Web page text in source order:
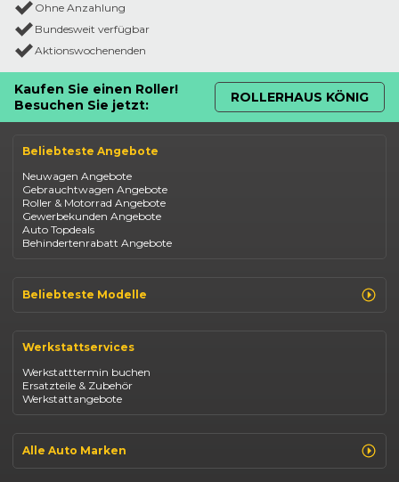
Ohne Anzahlung
Bundesweit verfügbar
Aktionswochenenden
Kaufen Sie einen Roller!
Besuchen Sie jetzt:
ROLLERHAUS KÖNIG
Beliebteste Angebote
Neuwagen Angebote
Gebrauchtwagen Angebote
Roller & Motorrad Angebote
Gewerbekunden Angebote
Auto Topdeals
Behindertenrabatt Angebote
Beliebteste Modelle
Opel Corsa
Fiat 500
Dacia Duster
Dacia Sandero
Jeep Compass
Suzuki Vitara
Suzuki Swift
Werkstattservices
Werkstatttermin buchen
Ersatzteile & Zubehör
Werkstattangebote
Alle Auto Marken